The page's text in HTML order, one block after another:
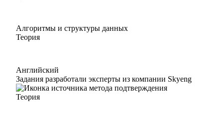
Алгоритмы и структуры данных
Теория
Английский
Задания разработали эксперты из компании Skyeng
Теория